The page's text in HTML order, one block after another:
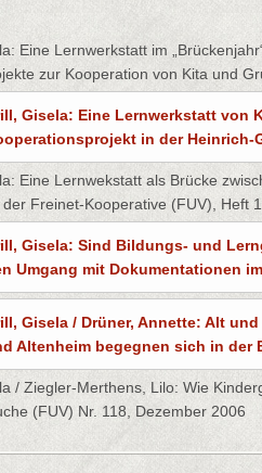
Eine Lernwerkstatt im
zur Kooperation von Kita und
Gisela: Eine Lernwerkstatt von
in der Heinrich-
Eine Lernwekstatt als Brücke
Freinet-Kooperative (FUV), Heft
Gisela: Sind Bildungs- und
Umgang mit Dokumentationen
Gisela / Drüner, Annette: Alt
Altenheim begegnen sich in der
/ Ziegler-Merthens, Lilo: Wie
(FUV) Nr. 118, Dezember 2006